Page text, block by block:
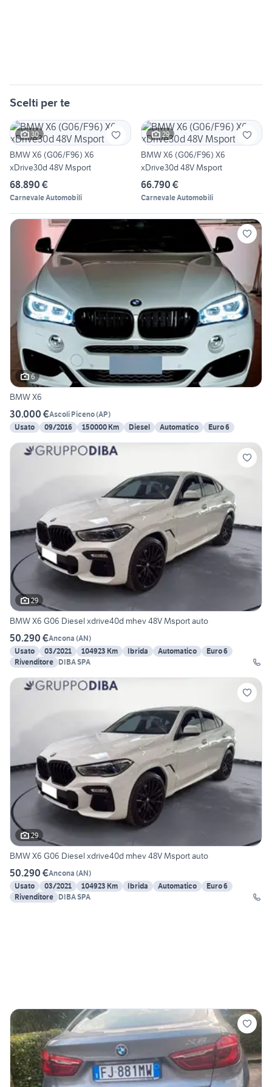
Scelti per te
30
BMW X6 (G06/F96) X6
xDrive30d 48V Msport
68.890 €
Carnevale Automobili
29
BMW X6 (G06/F96) X6
xDrive30d 48V Msport
66.790 €
Carnevale Automobili
6
BMW X6
30.000 €Ascoli Piceno(AP)
Usato
09/2016 150000 Km Diesel Automatico Euro 6
29
BMW X6 G06 Diesel xdrive40d mhev 48V Msport auto
50.290 €Ancona (AN)
Usato
03/2021 104923 Km Ibrida Automatico
Euro 6
Rivenditore DIBA SPA
29
BMW X6 G06 Diesel xdrive40d mhev 48V Msport auto
50.290 €Ancona (AN)
Usato
03/2021 104923 Km Ibrida Automatico
Euro 6
Rivenditore DIBA SPA